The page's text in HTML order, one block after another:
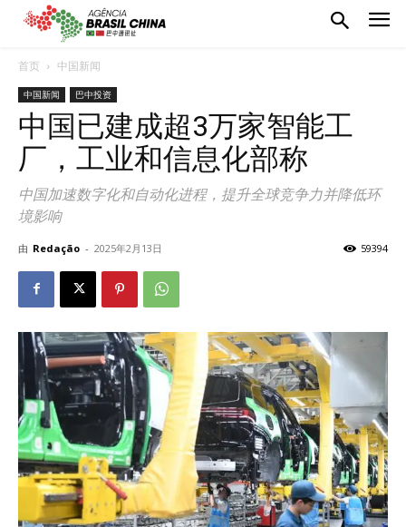
首页 中国新闻
中国新闻 巴中投资
中国已建成超3万家智能工
厂，工业和信息化部称
中国加速数字化和自动化进程，提升全球竞争力并降低环
境影响
由 Redação - 2025年2月13日 59394